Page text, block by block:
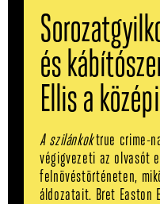
és
Ellis a
A szilánkoktrue crime-
végigvezeti az olvasót
felnövéstörténeten,
áldozatait. Bret Easton